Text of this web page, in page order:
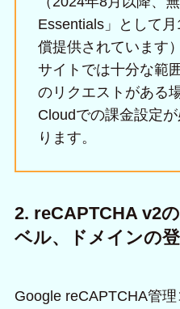
Essentials」として
償提供されています
サイトでは十分な範
のリクエストがある
Cloudでの課金設定
ります。
2. reCAPTCHA v2
ベル、ドメインの登
Google reCAPTCHA管